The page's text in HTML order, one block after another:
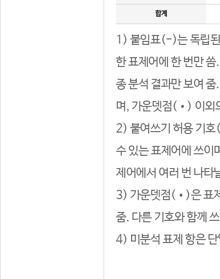
합계
1) 붙임표(-)는 독립된
한 표제어에 한 번만
종 분석 결과만 보여
며, 가운뎃점(•) 이외
2) 붙여쓰기 허용 기호
수 있는 표제어에 쓰이
제어에서 여러 번 나타
3) 가운뎃점(•)은 표
줌. 다른 기호와 함께
4) 미분석 표제 항은